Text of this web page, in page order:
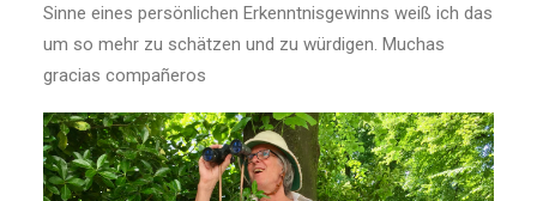
Sinne eines persönlichen Erkenntnisgewinns weiß ich das
um so mehr zu schätzen und zu würdigen. Muchas
gracias compañeros